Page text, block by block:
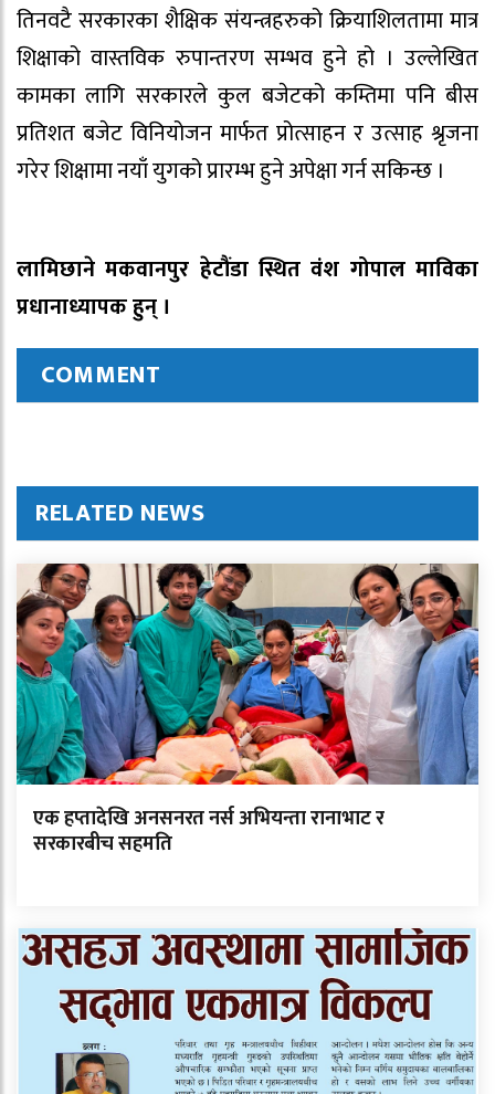
तिनवटै सरकारका शैक्षिक संयन्त्रहरुको क्रियाशिलतामा मात्र
शिक्षाको वास्तविक रुपान्तरण सम्भव हुने हो । उल्लेखित
कामका लागि सरकारले कुल बजेटको कम्तिमा पनि बीस
प्रतिशत बजेट विनियोजन मार्फत प्रोत्साहन र उत्साह श्रृजना
गरेर शिक्षामा नयाँ युगको प्रारम्भ हुने अपेक्षा गर्न सकिन्छ ।
लामिछाने मकवानपुर हेटौंडा स्थित वंश गोपाल माविका
प्रधानाध्यापक हुन् ।
COMMENT
RELATED NEWS
एक हप्तादेखि अनसनरत नर्स अभियन्ता रानाभाट र
सरकारबीच सहमति